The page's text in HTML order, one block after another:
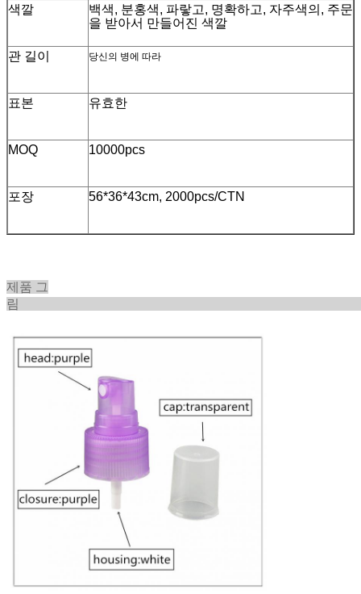
색깔
백색, 분홍색, 파랗고, 명확하고, 자주색의, 주문
을 받아서 만들어진 색깔
관 길이 당신의 병에 따라
표본 유효한
MOQ 10000pcs
포장 56*36*43cm, 2000pcs/CTN
제품 그